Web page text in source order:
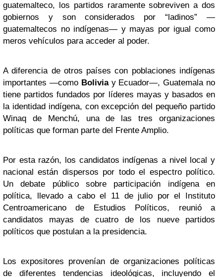
guatemalteco, los partidos raramente sobreviven a dos
gobiernos y son considerados por “ladinos” —
guatemaltecos no indígenas— y mayas por igual como
meros vehículos para acceder al poder.
A diferencia de otros países con poblaciones indígenas
importantes —como Boliviay Ecuador—, Guatemala no
tiene partidos fundados por líderes mayas y basados en
la identidad indígena, con excepción del pequeño partido
Winaq de Menchú, una de las tres organizaciones
políticas que forman parte del Frente Amplio.
Por esta razón, los candidatos indígenas a nivel local y
nacional están dispersos por todo el espectro político.
Un debate público sobre participación indígena en
política, llevado a cabo el 11 de julio por el Instituto
Centroamericano de Estudios Políticos, reunió a
candidatos mayas de cuatro de los nueve partidos
políticos que postulan a la presidencia.
Los expositores provenían de organizaciones políticas
de diferentes tendencias ideológicas, incluyendo el